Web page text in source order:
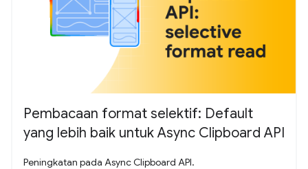
Pembacaan format selektif: Default
yang lebih baik untuk Async Clipboard API
Peningkatan pada Async Clipboard API.